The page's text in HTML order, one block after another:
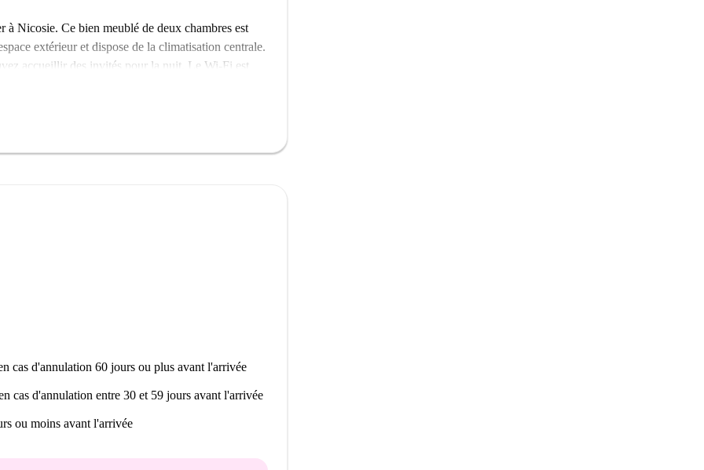
à Nicosie. Ce bien meublé de deux chambres est
extérieur et dispose de la climatisation centrale.
accueillir des invités pour la nuit. Le Wi-Fi est
gaz, l'eau et l'électricité sont à régler directement au
avec de nombreuses commodités à
cas d'annulation 60 jours ou plus avant l'arrivée
cas d'annulation entre 30 et 59 jours avant l'arrivée
ou moins avant l'arrivée